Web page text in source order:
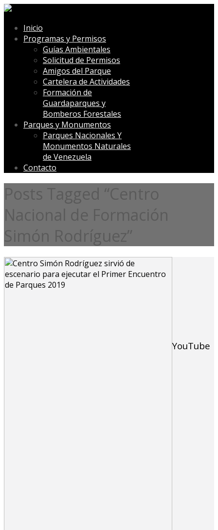
Inicio
Programas y Permisos
Guías Ambientales
Solicitud de Permisos
Amigos del Parque
Cartelera de Actividades
Formación de
Guardaparques y
Bomberos Forestales
Parques y Monumentos
Parques Nacionales Y
Monumentos Naturales
de Venezuela
Contacto
Posts Tagged “Centro
Nacional de Formación
Simón Rodríguez”
YouTube